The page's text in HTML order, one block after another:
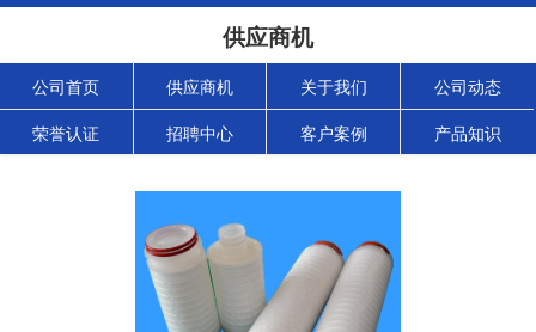
供应商机
公司首页 供应商机 关于我们 公司动态
荣誉认证 招聘中心 客户案例 产品知识